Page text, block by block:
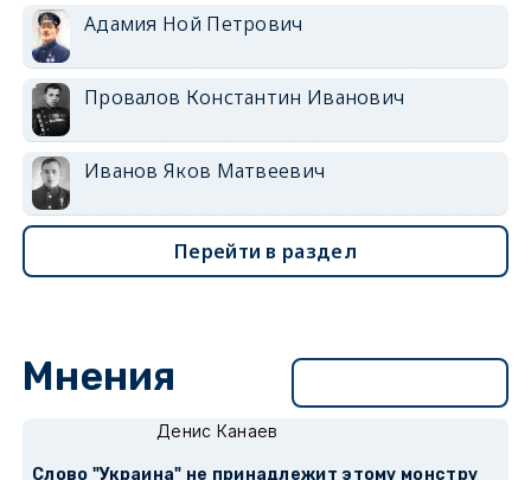
Адамия Ной Петрович
Провалов Константин Иванович
Иванов Яков Матвеевич
Перейти в раздел
Мнения
Денис Канаев
Слово "Украина" не принадлежит этому монстру